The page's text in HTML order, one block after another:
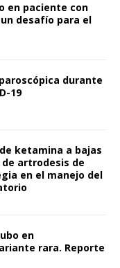
en paciente con
desafío para el
durante
19
ketamina a bajas
artrodesis de
en el manejo del
en
rara. Reporte